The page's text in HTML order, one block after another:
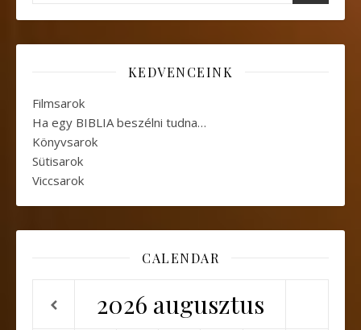
KEDVENCEINK
Filmsarok
Ha egy BIBLIA beszélni tudna…
Könyvsarok
Sütisarok
Viccsarok
CALENDAR
2026 augusztus